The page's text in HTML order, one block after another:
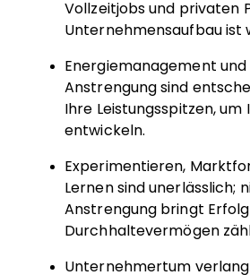
Vollzeitjobs und privaten
Unternehmensaufbau ist
Energiemanagement
Anstrengung sind
Ihre Leistungsspitzen, um
entwickeln.
Experimentieren,
Lernen sind unerlässlich;
Anstrengung bringt
Durchhaltevermögen
Unternehmertum